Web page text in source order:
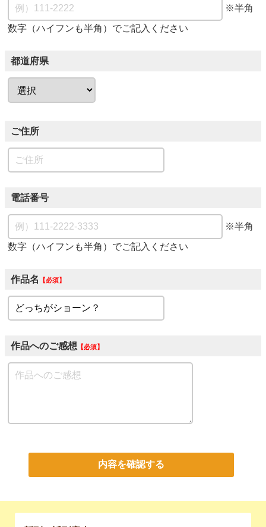
※半角
数字（ハイフンも半角）でご記入ください
都道府県
ご住所
電話番号
※半角
数字（ハイフンも半角）でご記入ください
作品名 必須
作品へのご感想 必須
内容を確認する